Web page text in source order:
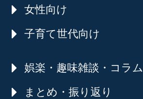
女性向け
子育て世代向け
娯楽・趣味雑談・コラム
まとめ・振り返り